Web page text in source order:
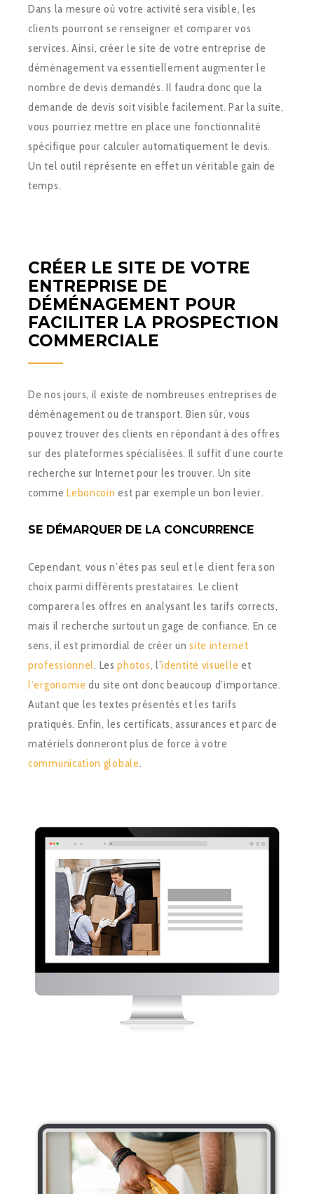
Dans la mesure où votre activité sera visible, les
clients pourront se renseigner et comparer vos
services. Ainsi, créer le site de votre entreprise de
déménagement va essentiellement augmenter le
nombre de devis demandés. Il faudra donc que la
demande de devis soit visible facilement. Par la suite,
vous pourriez mettre en place une fonctionnalité
spécifique pour calculer automatiquement le devis.
Un tel outil représente en effet un véritable gain de
temps.
CRÉER LE SITE DE VOTRE
ENTREPRISE DE
DÉMÉNAGEMENT POUR
FACILITER LA PROSPECTION
COMMERCIALE
De nos jours, il existe de nombreuses entreprises de
déménagement ou de transport. Bien sûr, vous
pouvez trouver des clients en répondant à des offres
sur des plateformes spécialisées. Il suffit d’une courte
recherche sur Internet pour les trouver. Un site
commeLeboncoin est par exemple un bon levier.
SE DÉMARQUER DE LA CONCURRENCE
Cependant, vous n’êtes pas seul et le client fera son
choix parmi différents prestataires. Le client
comparera les offres en analysant les tarifs corrects,
mais il recherche surtout un gage de confiance. En ce
sens, il est primordial de créer unsite internet
professionnel. Lesphotos, l’identité visuelle et
l’ergonomie du site ont donc beaucoup d’importance.
Autant que les textes présentés et les tarifs
pratiqués. Enfin, les certificats, assurances et parc de
matériels donneront plus de force à votre
communication globale.